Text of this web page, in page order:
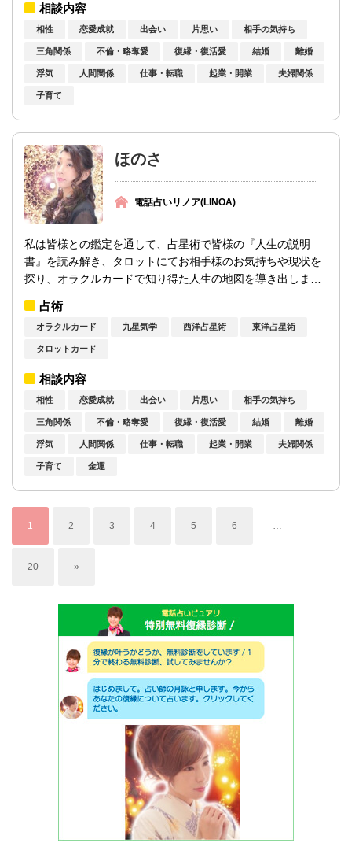
相談内容
相性 恋愛成就 出会い 片思い 相手の気持ち
三角関係 不倫・略奪愛 復縁・復活愛 結婚 離婚
浮気 人間関係 仕事・転職 起業・開業 夫婦関係
子育て
ほのさ
電話占いリノア(LINOA)
私は皆様との鑑定を通して、占星術で皆様の『人生の説明
書』を読み解き、タロットにてお相手様のお気持ちや現状を
探り、オラクルカードで知り得た人生の地図を導き出しま
占術
オラクルカード 九星気学 西洋占星術 東洋占星術
タロットカード
相談内容
相性 恋愛成就 出会い 片思い 相手の気持ち
三角関係 不倫・略奪愛 復縁・復活愛 結婚 離婚
浮気 人間関係 仕事・転職 起業・開業 夫婦関係
子育て 金運
1 2 3 4 5 6 …
20 »